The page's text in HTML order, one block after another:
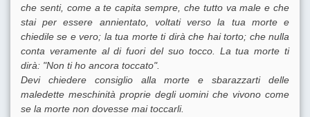
che senti, come a te capita sempre, che tutto va male e che
stai per essere annientato, voltati verso la tua morte e
chiedile se e vero; la tua morte ti dirà che hai torto; che nulla
conta veramente al di fuori del suo tocco. La tua morte ti
dirà: "Non ti ho ancora toccato".
Devi chiedere consiglio alla morte e sbarazzarti delle
maledette meschinità proprie degli uomini che vivono come
se la morte non dovesse mai toccarli.